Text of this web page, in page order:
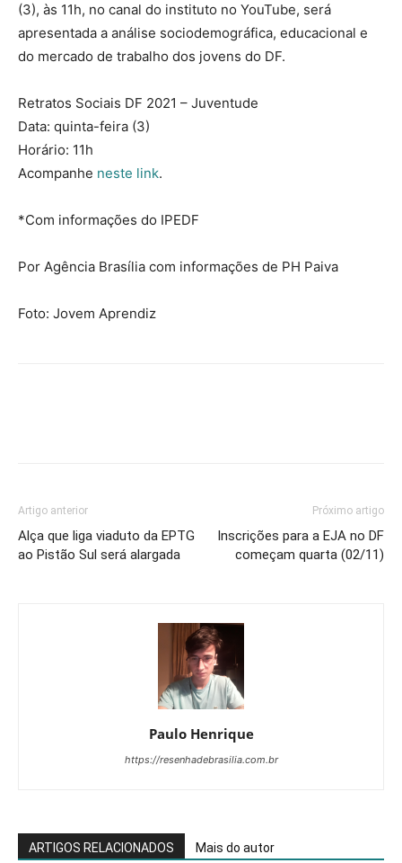
(3), às 11h, no canal do instituto no YouTube, será
apresentada a análise sociodemográfica, educacional e
do mercado de trabalho dos jovens do DF.
Retratos Sociais DF 2021 – Juventude
Data: quinta-feira (3)
Horário: 11h
Acompanhe neste link.
*Com informações do IPEDF
Por Agência Brasília com informações de PH Paiva
Foto: Jovem Aprendiz
Artigo anterior
Alça que liga viaduto da EPTG
ao Pistão Sul será alargada
Próximo artigo
Inscrições para a EJA no DF
começam quarta (02/11)
Paulo Henrique
https://resenhadebrasilia.com.br
ARTIGOS RELACIONADOS Mais do autor